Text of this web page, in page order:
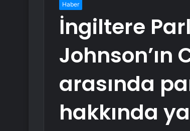
Haber
İngiltere
Johnson’ın
arasında
hakkında